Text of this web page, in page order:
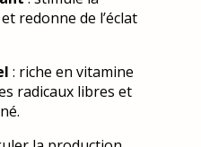
redonne de l’éclat
: riche en vitamine
radicaux libres et